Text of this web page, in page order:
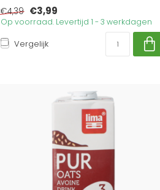
€4,39 €3,99
Op voorraad. Levertijd 1 - 3 werkdagen
Vergelijk